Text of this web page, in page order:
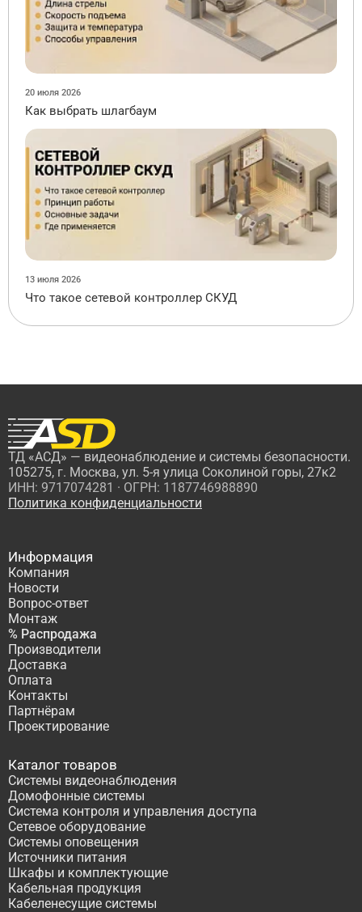
20 июля 2026
Как выбрать шлагбаум
13 июля 2026
Что такое сетевой контроллер СКУД
ТД «АСД» — видеонаблюдение и системы безопасности.
105275, г. Москва, ул. 5-я улица Соколиной горы, 27к2
ИНН: 9717074281 · ОГРН: 1187746988890
Политика конфиденциальности
Информация
Компания
Новости
Вопрос-ответ
Монтаж
% Распродажа
Производители
Доставка
Оплата
Контакты
Партнёрам
Проектирование
Каталог товаров
Системы видеонаблюдения
Домофонные системы
Система контроля и управления доступа
Сетевое оборудование
Системы оповещения
Источники питания
Шкафы и комплектующие
Кабельная продукция
Кабеленесущие системы